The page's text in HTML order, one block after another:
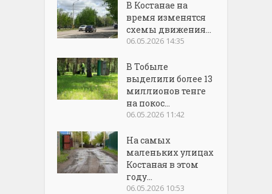
В Костанае на
время изменятся
схемы движения...
06.05.2026 14:35
В Тобыле
выделили более 13
миллионов тенге
на покос...
06.05.2026 11:42
На самых
маленьких улицах
Костаная в этом
году...
06.05.2026 10:53